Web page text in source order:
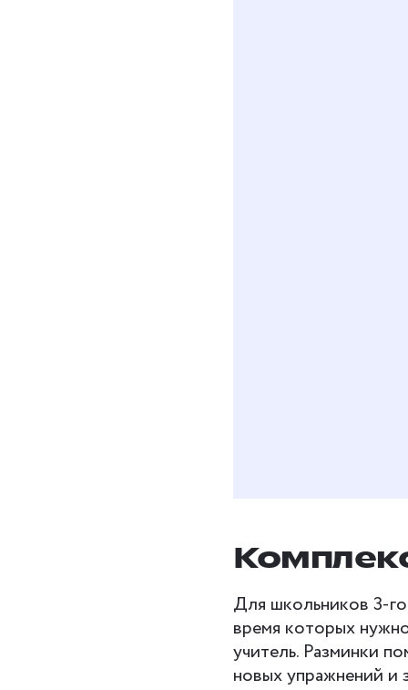
Для школьников 3-
время которых
учитель. Разминки
новых упражнений и